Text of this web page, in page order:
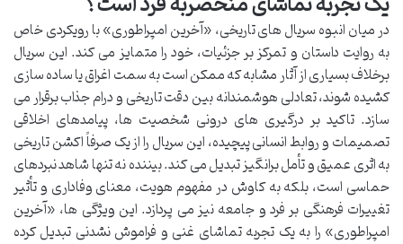
در میان انبوه سریال های تاریخی، «آخرین امپراطوری» با رویکردی خاص
به روایت داستان و تمرکز بر جزئیات، خود را متمایز می کند. این سریال
برخلاف بسیاری از آثار مشابه که ممکن است به سمت اغراق یا ساده سازی
کشیده شوند، تعادلی هوشمندانه بین دقت تاریخی و درام جذاب برقرار می
سازد. تاکید بر درگیری های درونی شخصیت ها، پیامدهای اخلاقی
تصمیمات و روابط انسانی پیچیده، این سریال را از یک صرفاً اکشن تاریخی
به اثری عمیق و تأمل برانگیز تبدیل می کند. بیننده نه تنها شاهد نبردهای
حماسی است، بلکه به کاوش در مفهوم هویت، معنای وفاداری و تأثیر
تغییرات فرهنگی بر فرد و جامعه نیز می پردازد. این ویژگی ها، «آخرین
امپراطوری» را به یک تجربه تماشای غنی و فراموش نشدنی تبدیل کرده